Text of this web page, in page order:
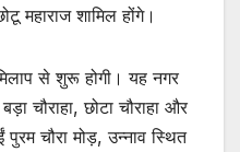
महाराज शामिल होंगे।
से शुरू होगी। यह नगर
चौराहा, छोटा चौराहा और
चौरा मोड़, उन्नाव स्थित